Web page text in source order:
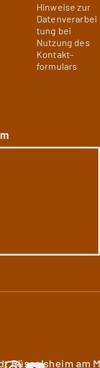
Hinweise zur
Datenverarbei
tung bei
Nutzung des
Kontakt­
formulars
Rüsselsheim am